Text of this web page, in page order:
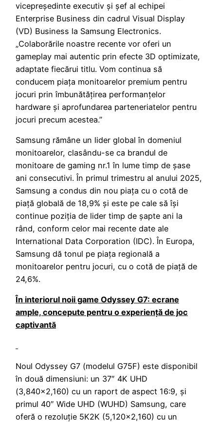
vicepreședinte executiv și șef al echipei
Enterprise Business din cadrul Visual Display
(VD) Business la Samsung Electronics.
„Colaborările noastre recente vor oferi un
gameplay mai autentic prin efecte 3D optimizate,
adaptate fiecărui titlu. Vom continua să
conducem piața monitoarelor premium pentru
jocuri prin îmbunătățirea performanțelor
hardware și aprofundarea parteneriatelor pentru
jocuri precum acestea.”
Samsung rămâne un lider global în domeniul
monitoarelor, clasându-se ca brandul de
monitoare de gaming nr.1 în lume timp de șase
ani consecutivi. În primul trimestru al anului 2025,
Samsung a condus din nou piața cu o cotă de
piață globală de 18,9% și este pe cale să își
continue poziția de lider timp de șapte ani la
rând, conform celor mai recente date ale
International Data Corporation (IDC). În Europa,
Samsung dă tonul pe piața regională a
monitoarelor pentru jocuri, cu o cotă de piață de
24,6%.
În interiorul noii game Odyssey G7: ecrane
ample, concepute pentru o experiență de joc
captivantă
Noul Odyssey G7 (modelul G75F) este disponibil
în două dimensiuni: un 37″ 4K UHD
(3,840×2,160) cu un raport de aspect 16:9, și
primul 40″ Wide UHD (WUHD) Samsung, care
oferă o rezoluție 5K2K (5,120×2,160) cu un